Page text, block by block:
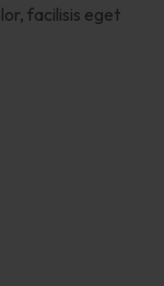
facilisis eget